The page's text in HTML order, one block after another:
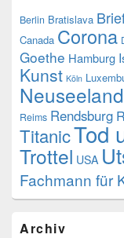
Berlin Bratislava
Canada Corona
Goethe Hamburg
Kunst Köln
Neuseeland
Reims Rendsburg
TitanicTod
Trottel USA
Fachmann für
Archiv